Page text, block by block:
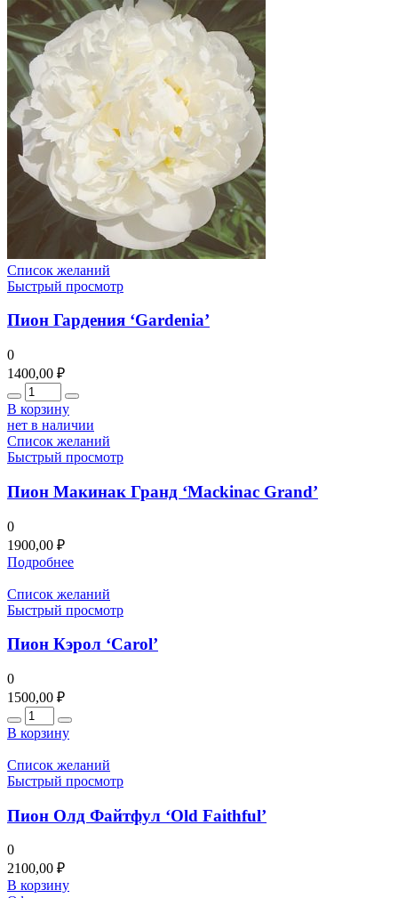
Список желаний
Быстрый просмотр
Пион Гардения ‘Gardenia’
0
1400,00 ₽
Количество
В корзину
нет в наличии
Список желаний
Быстрый просмотр
Пион Макинак Гранд ‘Mackinac Grand’
0
1900,00 ₽
Подробнее
Список желаний
Быстрый просмотр
Пион Кэрол ‘Carol’
0
1500,00 ₽
Количество
В корзину
Список желаний
Быстрый просмотр
Пион Олд Файтфул ‘Old Faithful’
0
2100,00 ₽
В корзину